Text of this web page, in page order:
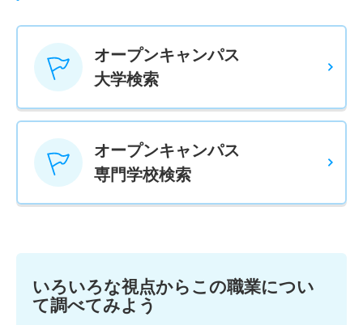
オープンキャンパス
大学検索
オープンキャンパス
専門学校検索
いろいろな視点からこの職業につい
て調べてみよう